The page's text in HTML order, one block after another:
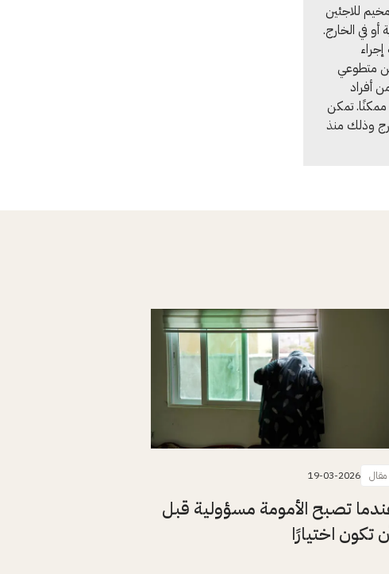
للاجئين
أو في الخارج.
متطوعي
أفراد
تمكن
وذلك منذ
مقال 19-03-2026
تصبح الأمومة مسؤولية قبل
تكون اختيارًا